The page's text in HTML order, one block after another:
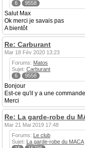
6
9558
Salut Max
Ok merci je savais pas
A bientôt
Re: Carburant
Mar 18 Fév 2020 13:23
Forums: Matos
Sujet: Carburant
6
9558
Bonjour
Est-ce qu'il y a une
Merci
Re: La garde-robe du
Mar 21 Mai 2019 17:48
Forums: Le club
Sujet: La garde-robe du MACA